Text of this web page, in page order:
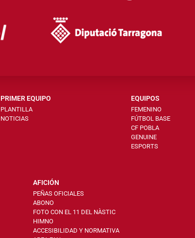
PRIMER EQUIPO
PLANTILLA
NOTICIAS
EQUIPOS
FEMENINO
FÚTBOL BASE
CF POBLA
GENUINE
ESPORTS
AFICIÓN
PEÑAS OFICIALES
ABONO
FOTO CON EL 11 DEL NÀSTIC
HIMNO
ACCESIBILIDAD Y NORMATIVA